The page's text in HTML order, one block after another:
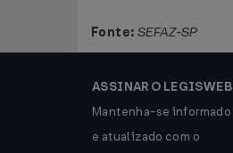
Fonte: SEFAZ-SP
ASSINAR O LEGISWEB
Mantenha-se informado
e atualizado com o